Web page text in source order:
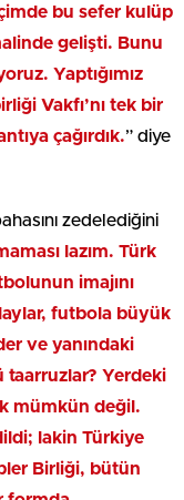
bu sefer kulüp
gelişti. Bunu
Yaptığımız
Vakfı’nı tek bir
çağırdık.” diye
zedelediğini
lazım. Türk
imajını
futbola büyük
ve yanındaki
taarruzlar? Yerdeki
mümkün değil.
lakin Türkiye
Birliği, bütün